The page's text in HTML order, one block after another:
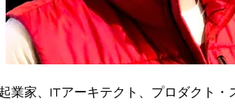
業家、ITアーキテクト、プロダクト・